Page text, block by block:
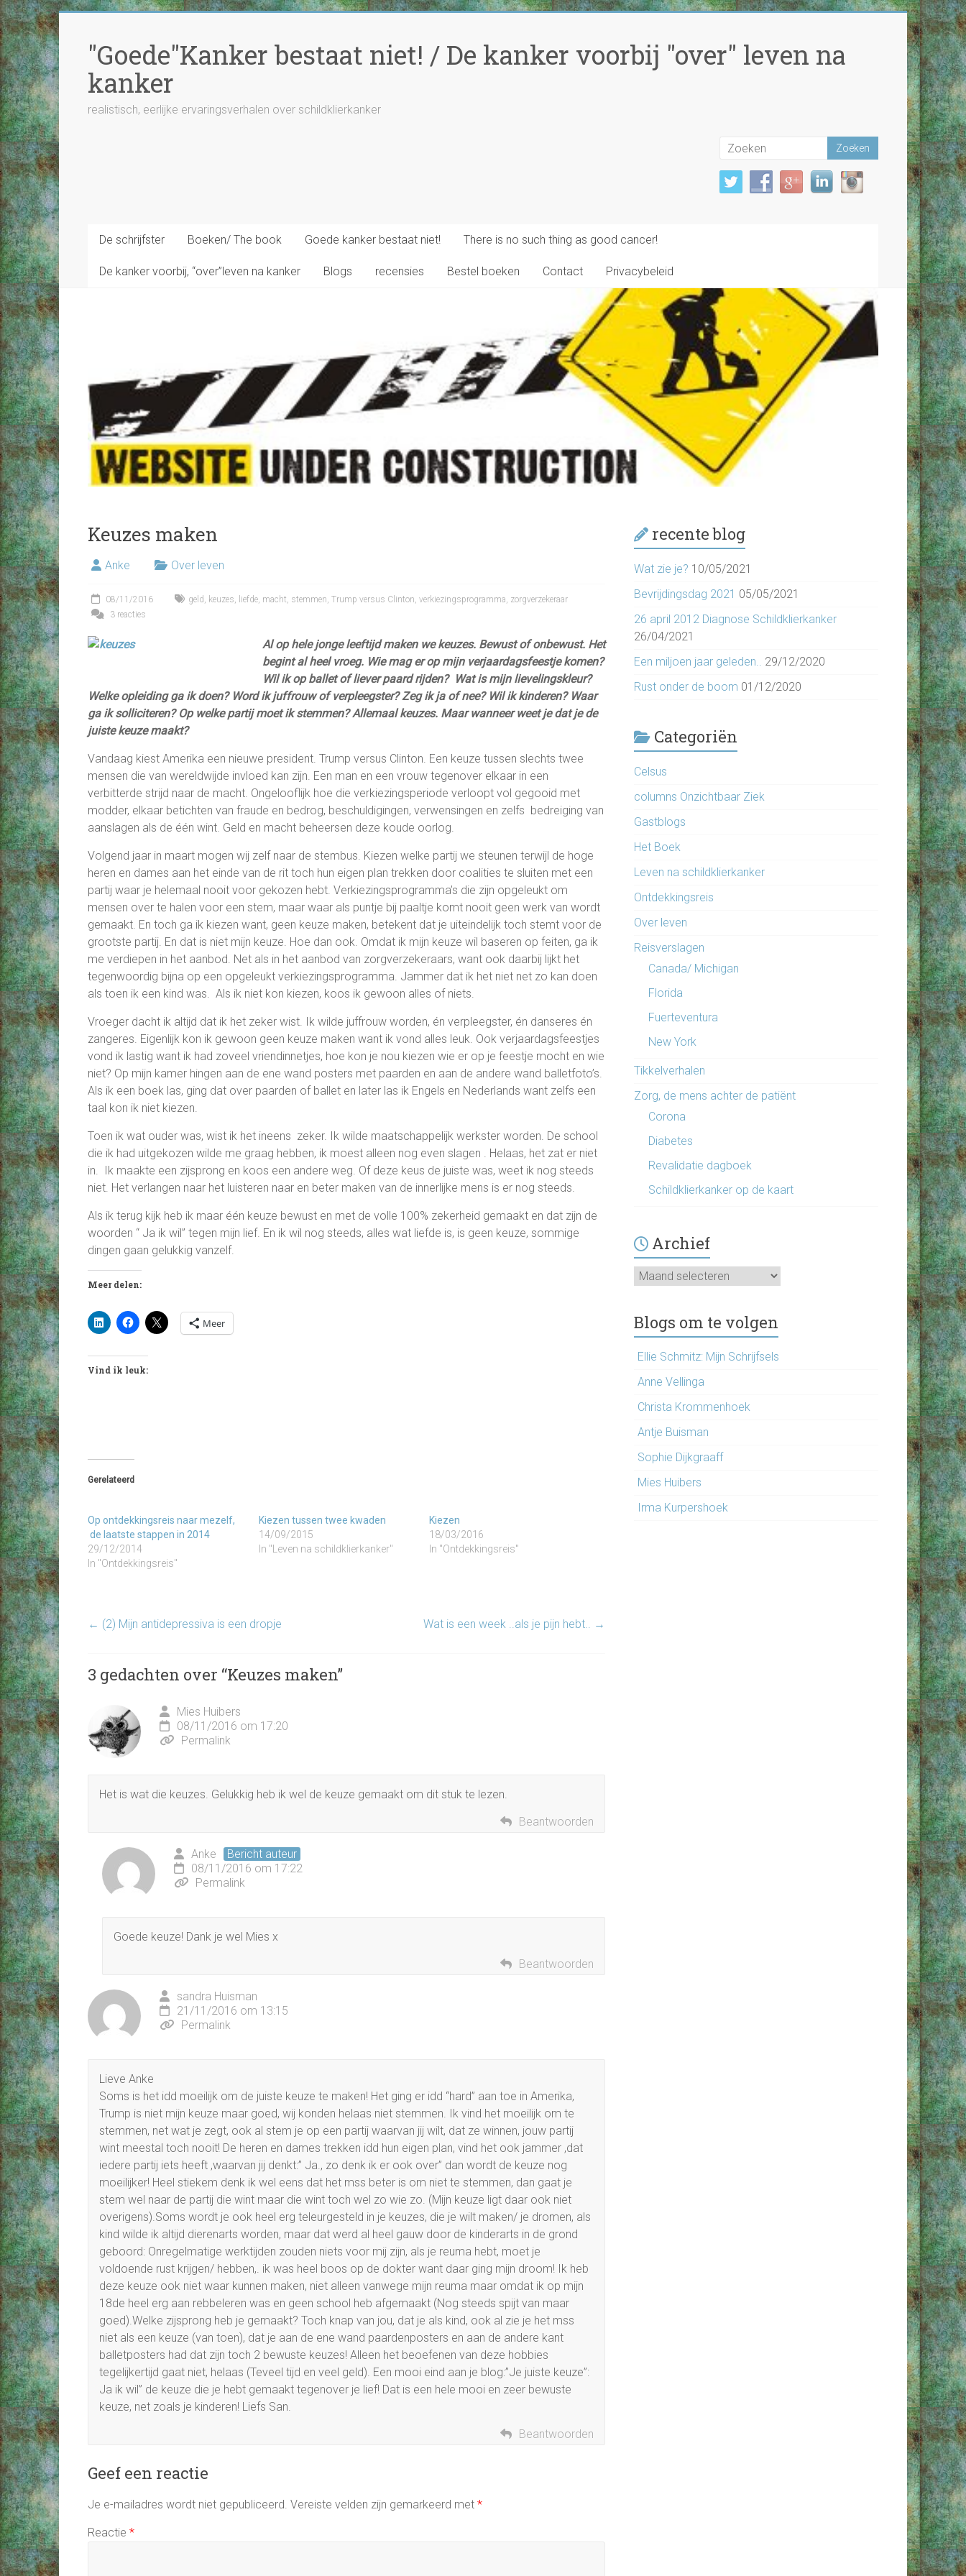
Ga
inhoud"Goede"Kanker bestaat niet! / De kanker voorbij "over" leven na
kanker
realistisch, eerlijke ervaringsverhalen over schildklierkanker
De schrijfster Boeken/ The book Goede kanker bestaat niet! There is no such thing as good cancer!
De kanker voorbij, “over”leven na kanker Blogs recensies Bestel boeken Contact Privacybeleid
Keuzes maken
Anke Over leven
08/11/2016 geld , keuzes, liefde, macht, stemmen, Trump versus Clinton, verkiezingsprogramma, zorgverzekeraar
3 reacties
Al op hele jonge leeftijd maken we keuzes. Bewust of onbewust. Het
begint al heel vroeg. Wie mag er op mijn verjaardagsfeestje komen?
Wil ik op ballet of liever paard rijden? Wat is mijn lievelingskleur?
Welke opleiding ga ik doen? Word ik juffrouw of verpleegster? Zeg ik ja of nee? Wil ik kinderen? Waar
ga ik solliciteren? Op welke partij moet ik stemmen? Allemaal keuzes. Maar wanneer weet je dat je de
juiste keuze maakt?
Vandaag kiest Amerika een nieuwe president. Trump versus Clinton. Een keuze tussen slechts twee
mensen die van wereldwijde invloed kan zijn. Een man en een vrouw tegenover elkaar in een
verbitterde strijd naar de macht. Ongelooflijk hoe die verkiezingsperiode verloopt vol gegooid met
modder, elkaar betichten van fraude en bedrog, beschuldigingen, verwensingen en zelfs bedreiging van
aanslagen als de één wint. Geld en macht beheersen deze koude oorlog.
Volgend jaar in maart mogen wij zelf naar de stembus. Kiezen welke partij we steunen terwijl de hoge
heren en dames aan het einde van de rit toch hun eigen plan trekken door coalities te sluiten met een
partij waar je helemaal nooit voor gekozen hebt. Verkiezingsprogramma’s die zijn opgeleukt om
mensen over te halen voor een stem, maar waar als puntje bij paaltje komt nooit geen werk van wordt
gemaakt. En toch ga ik kiezen want, geen keuze maken, betekent dat je uiteindelijk toch stemt voor de
grootste partij. En dat is niet mijn keuze. Hoe dan ook. Omdat ik mijn keuze wil baseren op feiten, ga ik
me verdiepen in het aanbod. Net als in het aanbod van zorgverzekeraars, want ook daarbij lijkt het
tegenwoordig bijna op een opgeleukt verkiezingsprogramma. Jammer dat ik het niet net zo kan doen
als toen ik een kind was. Als ik niet kon kiezen, koos ik gewoon alles of niets.
Vroeger dacht ik altijd dat ik het zeker wist. Ik wilde juffrouw worden, én verpleegster, én danseres én
zangeres. Eigenlijk kon ik gewoon geen keuze maken want ik vond alles leuk. Ook verjaardagsfeestjes
vond ik lastig want ik had zoveel vriendinnetjes, hoe kon je nou kiezen wie er op je feestje mocht en wie
niet? Op mijn kamer hingen aan de ene wand posters met paarden en aan de andere wand balletfoto’s.
Als ik een boek las, ging dat over paarden of ballet en later las ik Engels en Nederlands want zelfs een
taal kon ik niet kiezen.
Toen ik wat ouder was, wist ik het ineens zeker. Ik wilde maatschappelijk werkster worden. De school
die ik had uitgekozen wilde me graag hebben, ik moest alleen nog even slagen . Helaas, het zat er niet
in. Ik maakte een zijsprong en koos een andere weg. Of deze keus de juiste was, weet ik nog steeds
niet. Het verlangen naar het luisteren naar en beter maken van de innerlijke mens is er nog steeds.
Als ik terug kijk heb ik maar één keuze bewust en met de volle 100% zekerheid gemaakt en dat zijn de
woorden “ Ja ik wil” tegen mijn lief. En ik wil nog steeds, alles wat liefde is, is geen keuze, sommige
dingen gaan gelukkig vanzelf.
Meer delen:
Meer
Vind ik leuk:
Gerelateerd
Op ontdekkingsreis naar mezelf,
de laatste stappen in 2014
29/12/2014
In "Ontdekkingsreis"
Kiezen tussen twee kwaden
14/09/2015
In "Leven na schildklierkanker"
Kiezen
18/03/2016
In "Ontdekkingsreis"
← (2) Mijn antidepressiva is een dropje Wat is een week ..als je pijn hebt.. →
3 gedachten over “Keuzes maken”
Mies Huibers
08/11/2016 om 17:20
Permalink
Het is wat die keuzes. Gelukkig heb ik wel de keuze gemaakt om dit stuk te lezen.
Beantwoorden
Anke
Bericht auteur
08/11/2016 om 17:22
Permalink
Goede keuze! Dank je wel Mies x
Beantwoorden
sandra Huisman
21/11/2016 om 13:15
Permalink
Lieve Anke
Soms is het idd moeilijk om de juiste keuze te maken! Het ging er idd “hard” aan toe in Amerika,
Trump is niet mijn keuze maar goed, wij konden helaas niet stemmen. Ik vind het moeilijk om te
stemmen, net wat je zegt, ook al stem je op een partij waarvan jij wilt, dat ze winnen, jouw partij
wint meestal toch nooit! De heren en dames trekken idd hun eigen plan, vind het ook jammer ,dat
iedere partij iets heeft ,waarvan jij denkt:” Ja., zo denk ik er ook over” dan wordt de keuze nog
moeilijker! Heel stiekem denk ik wel eens dat het mss beter is om niet te stemmen, dan gaat je
stem wel naar de partij die wint maar die wint toch wel zo wie zo. (Mijn keuze ligt daar ook niet
overigens).Soms wordt je ook heel erg teleurgesteld in je keuzes, die je wilt maken/ je dromen, als
kind wilde ik altijd dierenarts worden, maar dat werd al heel gauw door de kinderarts in de grond
geboord: Onregelmatige werktijden zouden niets voor mij zijn, als je reuma hebt, moet je
voldoende rust krijgen/ hebben,. ik was heel boos op de dokter want daar ging mijn droom! Ik heb
deze keuze ook niet waar kunnen maken, niet alleen vanwege mijn reuma maar omdat ik op mijn
18de heel erg aan rebbeleren was en geen school heb afgemaakt (Nog steeds spijt van maar
goed).Welke zijsprong heb je gemaakt? Toch knap van jou, dat je als kind, ook al zie je het mss
niet als een keuze (van toen), dat je aan de ene wand paardenposters en aan de andere kant
balletposters had dat zijn toch 2 bewuste keuzes! Alleen het beoefenen van deze hobbies
tegelijkertijd gaat niet, helaas (Teveel tijd en veel geld). Een mooi eind aan je blog:”Je juiste keuze”:
Ja ik wil” de keuze die je hebt gemaakt tegenover je lief! Dat is een hele mooi en zeer bewuste
keuze, net zoals je kinderen! Liefs San.
Beantwoorden
Geef een reactie
Je e-mailadres wordt niet gepubliceerd. Vereiste velden zijn gemarkeerd met *
Reactie *
recente blog
Wat zie je? 10/05/2021
Bevrijdingsdag 2021 05/05/2021
26 april 2012 Diagnose Schildklierkanker
26/04/2021
Een miljoen jaar geleden.. 29/12/2020
Rust onder de boom 01/12/2020
Categoriën
Celsus
columns Onzichtbaar Ziek
Gastblogs
Het Boek
Leven na schildklierkanker
Ontdekkingsreis
Over leven
Reisverslagen
Canada/ Michigan
Florida
Fuerteventura
New York
Tikkelverhalen
Zorg, de mens achter de patiënt
Corona
Diabetes
Revalidatie dagboek
Schildklierkanker op de kaart
Archief
Archief
Blogs om te volgen
Ellie Schmitz: Mijn Schrijfsels
Anne Vellinga
Christa Krommenhoek
Antje Buisman
Sophie Dijkgraaff
Mies Huibers
Irma Kurpershoek